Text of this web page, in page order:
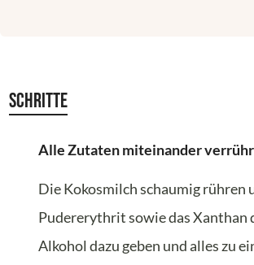
Schritte
Alle Zutaten miteinander
Die Kokosmilch schaumig rühren
Pudererythrit sowie das Xanthan
Alkohol dazu geben und alles zu